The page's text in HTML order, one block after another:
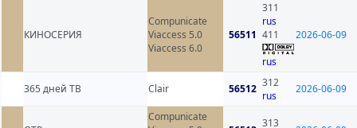
КИНОСЕРИЯ
Compunicate
Viaccess 5.0
Viaccess 6.0
56511
311
rus
411
rus
2026-06-09
365 дней ТВ Clair 56512 312
rus
2026-06-09
Compunicate
313